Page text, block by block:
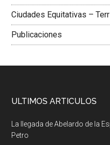
Ciudades Equitativas –
Publicaciones
ULTIMOS ARTICULOS
La llegada de Abelardo de la
Petro